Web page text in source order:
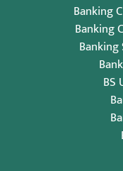
Banking
Banking
Banking
BS